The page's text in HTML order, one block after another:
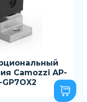
Camozzi AP-